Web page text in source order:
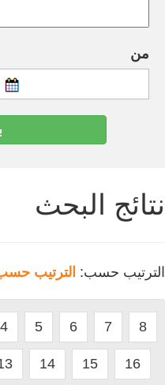
من
نتائج البحث
الترتيب حسب: الترتيب
4 5 6 7 8
14 15 16